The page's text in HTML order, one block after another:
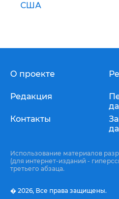
США
О проекте
Редакция
Контакты
Использование материалов
(для интернет-изданий -
третьего абзаца.
� 2026, Все права защищены.